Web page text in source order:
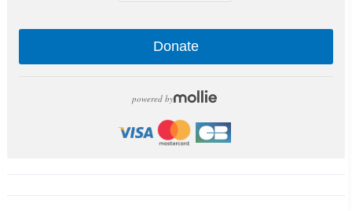
Donate
powered by